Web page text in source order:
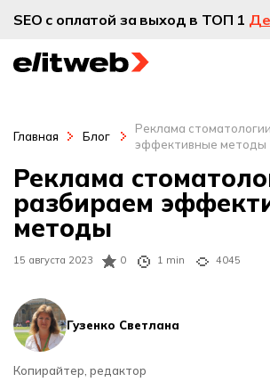
SEO с оплатой за выход в ТОП 1
Главная Блог
Реклама
эффективные методы
15 августа 2023 0 1 min 4045
Гузенко Светлана
Копирайтер, редактор
Реклама
разбираем
методы